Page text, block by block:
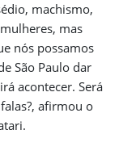
machismo,
mas
nós possamos
São Paulo dar
acontecer. Será
afirmou o